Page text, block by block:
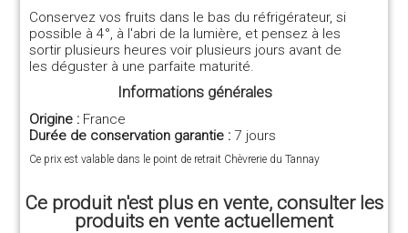
Conservez vos fruits dans le bas du réfrigérateur, si
possible à 4°, à l'abri de la lumière, et pensez à les
sortir plusieurs heures voir plusieurs jours avant de
les déguster à une parfaite maturité.
Informations générales
Origine : France
Durée de conservation garantie :7 jours
Ce prix est valable dans le point de retrait Chèvrerie du Tannay
Ce produit n'est plus en vente, consulter les
produits en vente actuellement